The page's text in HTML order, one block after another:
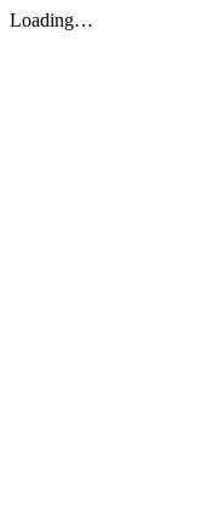
Loading…